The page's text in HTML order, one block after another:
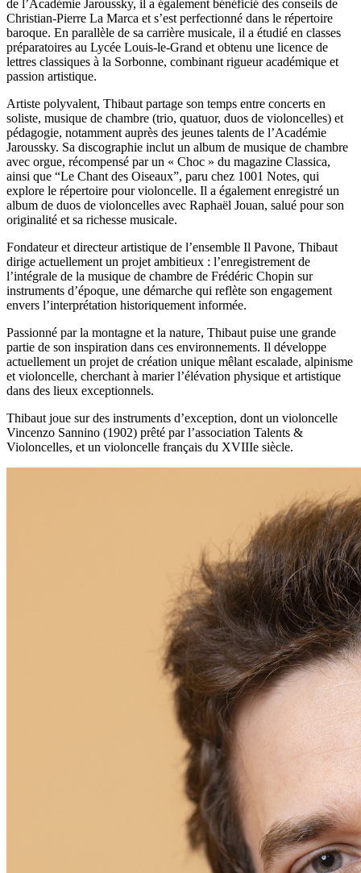
de l’Académie Jaroussky, il a également bénéficié des conseils de
Christian-Pierre La Marca et s’est perfectionné dans le répertoire
baroque. En parallèle de sa carrière musicale, il a étudié en classes
préparatoires au Lycée Louis-le-Grand et obtenu une licence de
lettres classiques à la Sorbonne, combinant rigueur académique et
passion artistique.
Artiste polyvalent, Thibaut partage son temps entre concerts en
soliste, musique de chambre (trio, quatuor, duos de violoncelles) et
pédagogie, notamment auprès des jeunes talents de l’Académie
Jaroussky. Sa discographie inclut un album de musique de chambre
avec orgue, récompensé par un « Choc » du magazine Classica,
ainsi que “Le Chant des Oiseaux”, paru chez 1001 Notes, qui
explore le répertoire pour violoncelle. Il a également enregistré un
album de duos de violoncelles avec Raphaël Jouan, salué pour son
originalité et sa richesse musicale.
Fondateur et directeur artistique de l’ensemble Il Pavone, Thibaut
dirige actuellement un projet ambitieux : l’enregistrement de
l’intégrale de la musique de chambre de Frédéric Chopin sur
instruments d’époque, une démarche qui reflète son engagement
envers l’interprétation historiquement informée.
Passionné par la montagne et la nature, Thibaut puise une grande
partie de son inspiration dans ces environnements. Il développe
actuellement un projet de création unique mêlant escalade, alpinisme
et violoncelle, cherchant à marier l’élévation physique et artistique
dans des lieux exceptionnels.
Thibaut joue sur des instruments d’exception, dont un violoncelle
Vincenzo Sannino (1902) prêté par l’association Talents &
Violoncelles, et un violoncelle français du XVIIIe siècle.